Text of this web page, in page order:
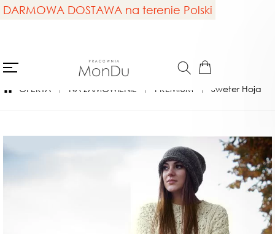
DARMOWA DOSTAWA na terenie Polski
OFERTA NA ZAMÓWIENIE PREMIUM Sweter Hoja